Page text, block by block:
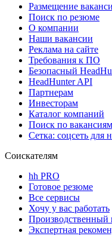
Размещение
Поиск по резюме
О компании
Наши вакансии
Реклама на сайте
Требования к ПО
Безопасный
HeadHunter API
Партнерам
Инвесторам
Каталог компаний
Поиск по
Сетка: соцсеть для
Соискателям
hh PRO
Готовое резюме
Все сервисы
Хочу у вас работать
Производственный
Экспертная